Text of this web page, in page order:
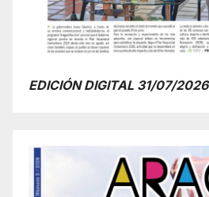
EDICIÓN DIGITAL 31/07/2026